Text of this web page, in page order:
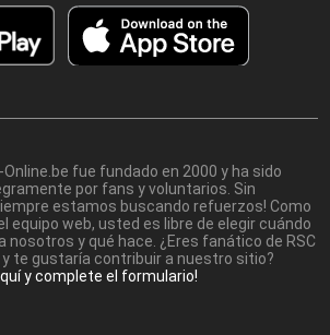
fue fundado en 2000 y ha sido
por fans y voluntarios. Sin
estamos buscando refuerzos! Como
equipo web, usted es libre de elegir cuándo
nosotros y qué hace. ¿Eres fanático de RSC
te gustaría contribuir a nuestro sitio?
y complete el formulario!